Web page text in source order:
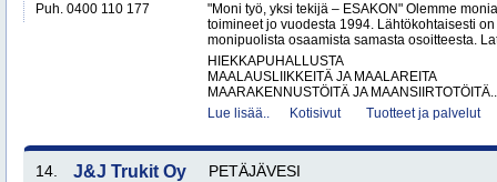
Puh. 0400 110 177
"Moni työ, yksi tekijä – ESAKON" Olemme
toimineet jo vuodesta 1994. Lähtökohtaisesti
monipuolista osaamista samasta osoitteesta.
HIEKKAPUHALLUSTA
MAALAUSLIIKKEITÄ JA MAALAREITA
MAARAKENNUSTÖITÄ JA MAANSIIRTOTÖITÄ..
Lue lisää..
Kotisivut Tuotteet ja palvelut
14. J&J Trukit Oy PETÄJÄVESI